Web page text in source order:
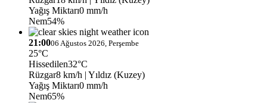
Yağış Miktarı0 mm/h
Nem54%
21:0006 Ağustos 2026, Perşembe
25°C
Hissedilen32°C
Rüzgar8 km/h | Yıldız (Kuzey)
Yağış Miktarı0 mm/h
Nem65%